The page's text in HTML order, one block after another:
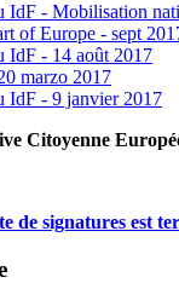
IdF - Mobilisation
of Europe - sept
IdF - 14 août 2017
marzo 2017
IdF - 9 janvier 2017
Citoyenne
de signatures est